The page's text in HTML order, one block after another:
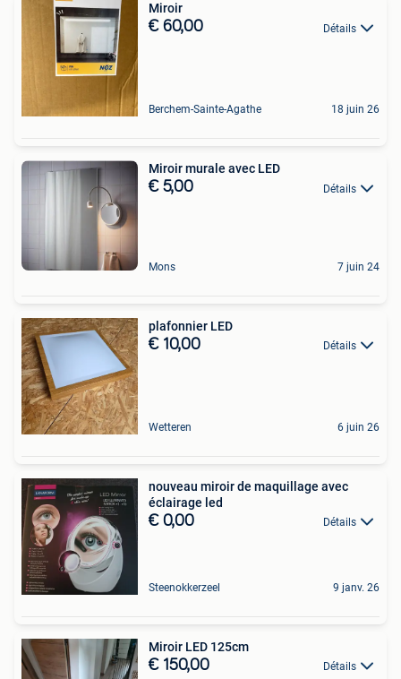
Miroir
€ 60,00 Détails
Berchem-Sainte-Agathe 18 juin 26
Miroir murale avec LED
€ 5,00 Détails
Mons 7 juin 24
plafonnier LED
€ 10,00 Détails
Wetteren 6 juin 26
nouveau miroir de maquillage avec
éclairage led
€ 0,00 Détails
Steenokkerzeel 9 janv. 26
Miroir LED 125cm
€ 150,00 Détails